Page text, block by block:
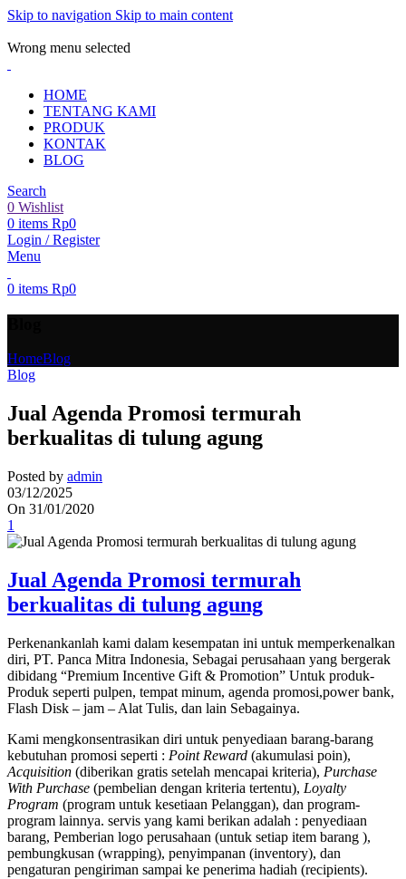
Skip to navigation Skip to main content
Wrong menu selected
HOME
TENTANG KAMI
PRODUK
KONTAK
BLOG
Search
0 Wishlist
0 items Rp0
Login / Register
Menu
0 items Rp0
HomeBlog
Blog
Jual Agenda Promosi termurah
berkualitas di tulung agung
Posted by admin
03/12/2025
On 31/01/2020
1
Jual Agenda Promosi termurah
berkualitas di tulung agung
Perkenankanlah kami dalam kesempatan ini untuk memperkenalkan
diri, PT. Panca Mitra Indonesia, Sebagai perusahaan yang bergerak
dibidang “Premium Incentive Gift & Promotion” Untuk produk-
Produk seperti pulpen, tempat minum, agenda promosi,power bank,
Flash Disk – jam – Alat Tulis, dan lain Sebagainya.
Kami mengkonsentrasikan diri untuk penyediaan barang-barang
kebutuhan promosi seperti : Point Reward (akumulasi poin),
Acquisition (diberikan gratis setelah mencapai kriteria), Purchase
With Purchase (pembelian dengan kriteria tertentu), Loyalty
Program (program untuk kesetiaan Pelanggan), dan program-
program lainnya. servis yang kami berikan adalah : penyediaan
barang, Pemberian logo perusahaan (untuk setiap item barang ),
pembungkusan (wrapping), penyimpanan (inventory), dan
pengaturan pengiriman sampai ke penerima hadiah (recipients).